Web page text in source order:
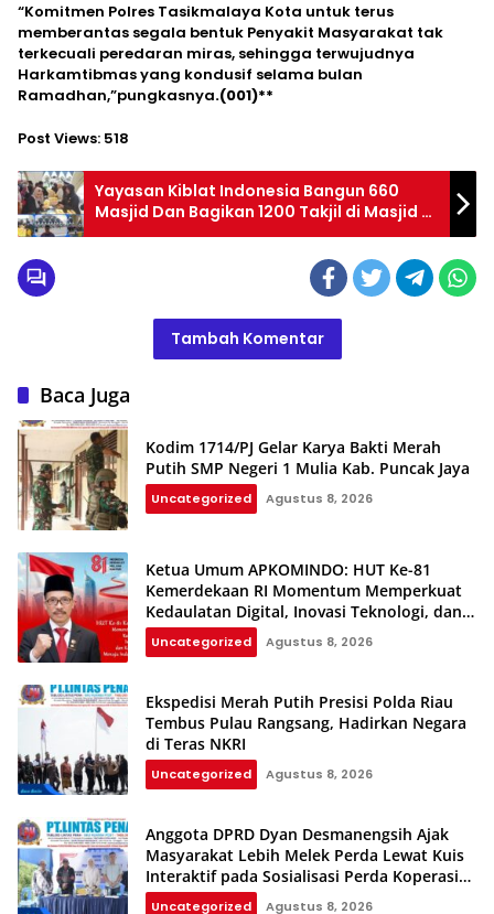
“Komitmen Polres Tasikmalaya Kota untuk terus
memberantas segala bentuk Penyakit Masyarakat tak
terkecuali peredaran miras, sehingga terwujudnya
Harkamtibmas yang kondusif selama bulan
Ramadhan,”pungkasnya.(001)**
Post Views: 518
Yayasan Kiblat Indonesia Bangun 660
Masjid Dan Bagikan 1200 Takjil di Masjid Al
Jabbar Bandung
Tambah Komentar
Baca Juga
Kodim 1714/PJ Gelar Karya Bakti Merah
Putih SMP Negeri 1 Mulia Kab. Puncak Jaya
Uncategorized Agustus 8, 2026
Ketua Umum APKOMINDO: HUT Ke-81
Kemerdekaan RI Momentum Memperkuat
Kedaulatan Digital, Inovasi Teknologi, dan
Kepastian Hukum Menuju Indonesia Emas
2045
Uncategorized Agustus 8, 2026
Ekspedisi Merah Putih Presisi Polda Riau
Tembus Pulau Rangsang, Hadirkan Negara
di Teras NKRI
Uncategorized Agustus 8, 2026
Anggota DPRD Dyan Desmanengsih Ajak
Masyarakat Lebih Melek Perda Lewat Kuis
Interaktif pada Sosialisasi Perda Koperasi
dan UMKM
Uncategorized Agustus 8, 2026